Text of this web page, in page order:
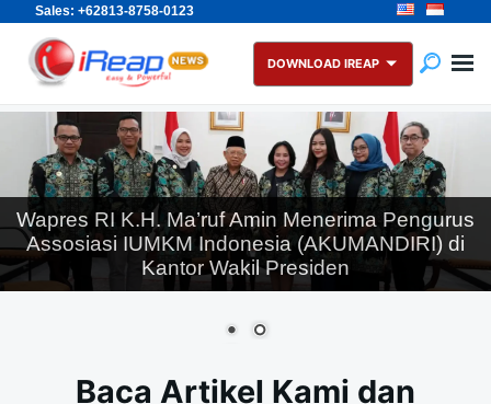
Sales: +62813-8758-0123
Skip
content
Search
for:
DOWNLOAD IREAP
Wapres RI K.H. Ma’ruf Amin Menerima Pengurus
Assosiasi IUMKM Indonesia (AKUMANDIRI) di
Kantor Wakil Presiden
Baca Artikel Kami dan